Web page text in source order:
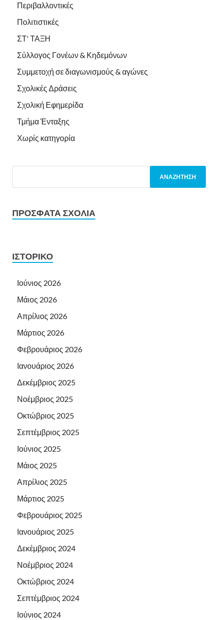
Περιβαλλοντικές
Πολιτιστικές
ΣΤ' ΤΑΞΗ
Σύλλογος Γονέων & Κηδεμόνων
Συμμετοχή σε διαγωνισμούς & αγώνες
Σχολικές Δράσεις
Σχολική Εφημερίδα
Τμήμα Ένταξης
Χωρίς κατηγορία
ΠΡΌΣΦΑΤΑ ΣΧΌΛΙΑ
ΙΣΤΟΡΙΚΌ
Ιούνιος 2026
Μάιος 2026
Απρίλιος 2026
Μάρτιος 2026
Φεβρουάριος 2026
Ιανουάριος 2026
Δεκέμβριος 2025
Νοέμβριος 2025
Οκτώβριος 2025
Σεπτέμβριος 2025
Ιούνιος 2025
Μάιος 2025
Απρίλιος 2025
Μάρτιος 2025
Φεβρουάριος 2025
Ιανουάριος 2025
Δεκέμβριος 2024
Νοέμβριος 2024
Οκτώβριος 2024
Σεπτέμβριος 2024
Ιούνιος 2024